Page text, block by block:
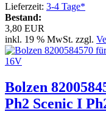
Lieferzeit: 3-4 Tage*
Bestand:
3,80 EUR
inkl. 19 % MwSt. zzgl.
Bolzen
Ph2 Scenic I